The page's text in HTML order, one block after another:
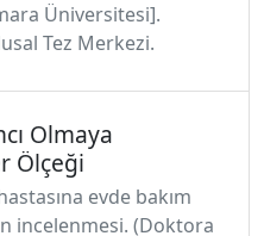
Üniversitesi].
Tez Merkezi.
Olmaya
Ölçeği
evde bakım
incelenmesi. (Doktora